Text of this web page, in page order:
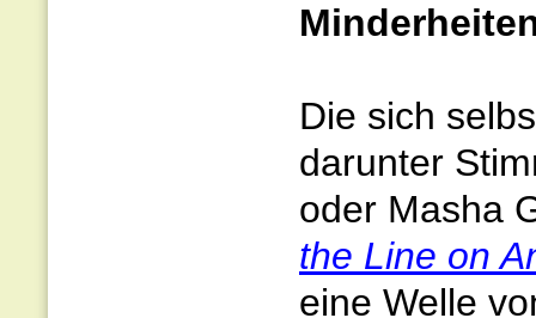
Die sich
darunter
oder Masha
the Line on
eine Welle